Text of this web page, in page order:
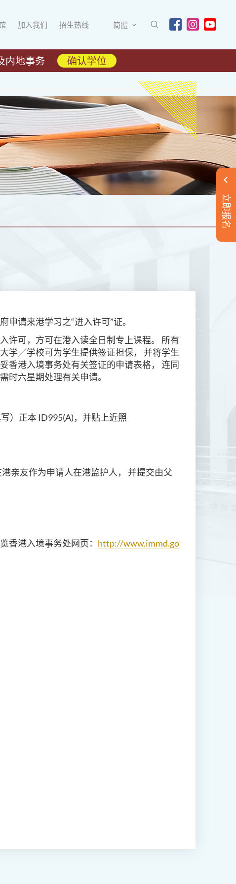
加入我们 招生热线 简體
内地事务 确认学位
立即报名
请来港学习之“进入许可”证。
许可，方可在港入读全日制专上课程。 所有
大学／学校可为学生提供签证担保， 并将学生
香港入境事务处有关签证的申请表格， 连同
时六星期处理有关申请。
）正本 ID995(A)，并贴上近照
亲友作为申请人在港监护人， 并提交由父
香港入境事务处网页： http://www.immd.go